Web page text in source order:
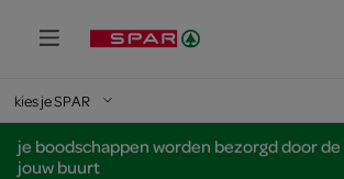
kies je SPAR
je boodschappen worden bezorgd door de
jouw buurt